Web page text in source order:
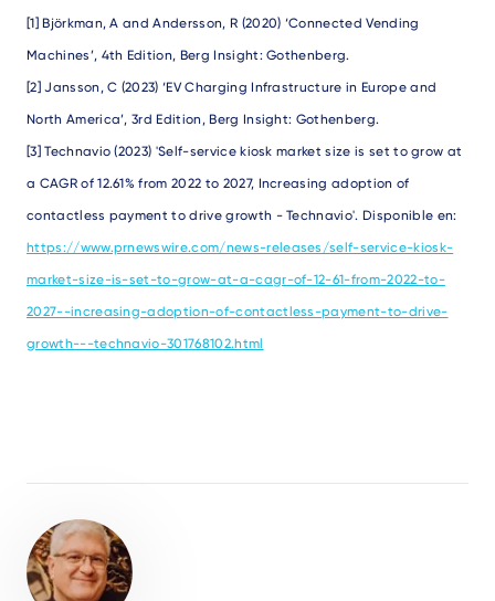
[1] Björkman, A and Andersson, R (2020) ‘Connected Vending
Machines’, 4th Edition, Berg Insight: Gothenberg.
[2] Jansson, C (2023) ‘EV Charging Infrastructure in Europe and
North America’, 3rd Edition, Berg Insight: Gothenberg.
[3] Technavio (2023) 'Self-service kiosk market size is set to grow at
a CAGR of 12.61% from 2022 to 2027, Increasing adoption of
contactless payment to drive growth - Technavio'. Disponible en:
https://www.prnewswire.com/news-releases/self-service-kiosk-
market-size-is-set-to-grow-at-a-cagr-of-12-61-from-2022-to-
2027--increasing-adoption-of-contactless-payment-to-drive-
growth---technavio-301768102.html